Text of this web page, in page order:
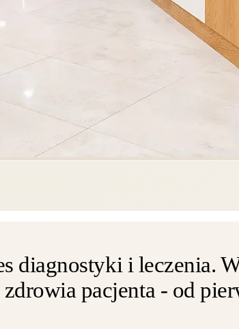
diagnostyki i leczenia.
pacjenta - od